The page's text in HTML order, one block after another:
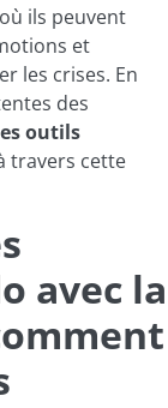
ils peuvent
et
les crises. En
des
outils
travers cette
avec la